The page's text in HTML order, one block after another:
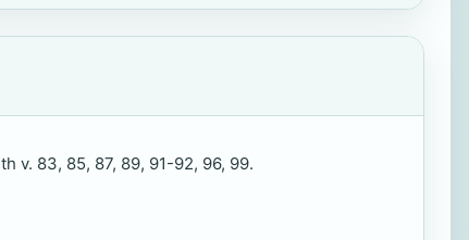
v. 83, 85, 87, 89, 91-92, 96, 99.